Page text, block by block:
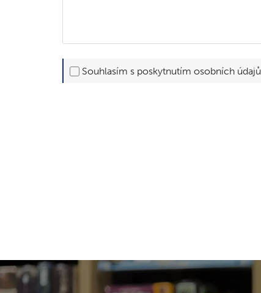
Souhlasím s poskytnutím osobních údajů